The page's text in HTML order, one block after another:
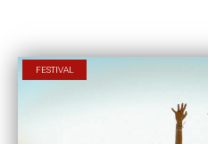
FESTIVAL